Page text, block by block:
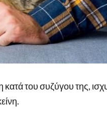
του συζύγου της,